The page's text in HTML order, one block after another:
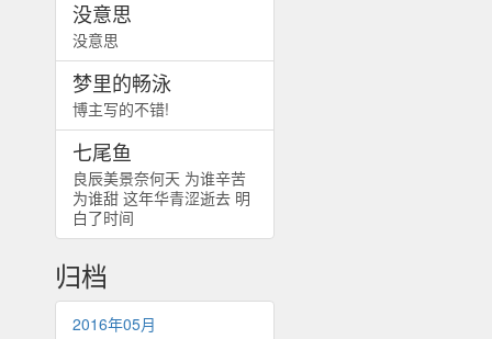
没意思
没意思
梦里的畅泳
博主写的不错!
七尾鱼
良辰美景奈何天 为谁辛苦
为谁甜 这年华青涩逝去 明
白了时间
归档
2016年05月